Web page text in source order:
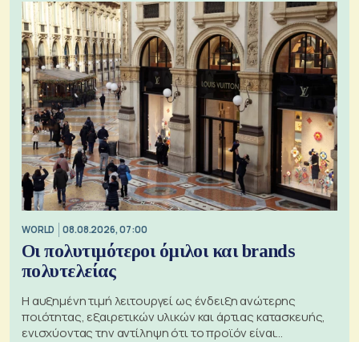
WORLD 08.08.2026, 07:00
Οι πολυτιμότεροι όμιλοι και brands
πολυτελείας
Η αυξημένη τιμή λειτουργεί ως ένδειξη ανώτερης
ποιότητας, εξαιρετικών υλικών και άρτιας κατασκευής,
ενισχύοντας την αντίληψη ότι το προϊόν είναι